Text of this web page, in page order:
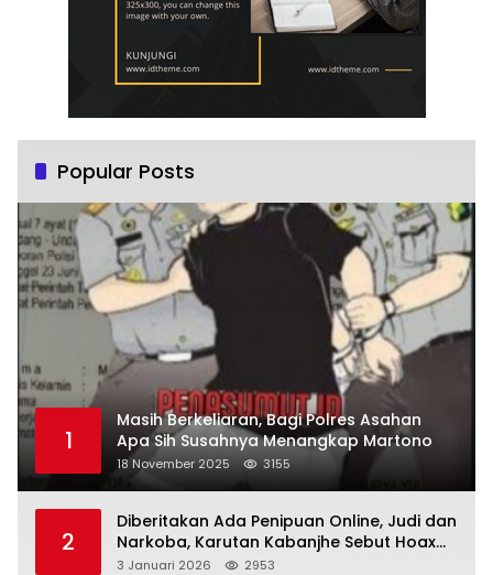
Popular Posts
1
Masih Berkeliaran, Bagi Polres Asahan
Apa Sih Susahnya Menangkap Martono
18 November 2025 3155
2
Diberitakan Ada Penipuan Online, Judi dan
Narkoba, Karutan Kabanjhe Sebut Hoax
dan Berita Tak Beryanggungjawab
3 Januari 2026 2953